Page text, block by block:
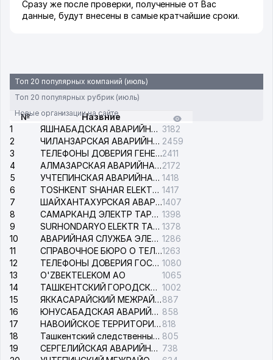
Сразу же после проверки, полученные от Вас
данные, будут внесены в самые кратчайшие сроки.
Топ 20 популярных компаний (июль)
Топ 20 популярных рубрик (июль)
Новые организации на сайте
№
Назвние
1
ЯШНАБАДСКАЯ АВАРИЙНАЯ СЛУЖБА ЭЛЕКТРОСЕТИ 3182
2
ЧИЛАНЗАРСКАЯ АВАРИЙНАЯ СЛУЖБА ЭЛЕКТРОСЕТИ 2459
3
ТЕЛЕФОНЫ ДОВЕРИЯ ГЕНЕРАЛЬНОЙ ПРОКУРАТУРЫ РЕСПУБЛИКИ УЗБЕКИСТАН2411
4
АЛМАЗАРСКАЯ АВАРИЙНАЯ СЛУЖБА ЭЛЕКТРОСЕТИ2172
5
УЧТЕПИНСКАЯ АВАРИЙНАЯ СЛУЖБА ЭЛЕКТРОСЕТИ 1418
6
TOSHKENT SHAHAR ELEKTR TARMOQLARI KORXONASI АО 1417
7
ШАЙХАНТАХУРСКАЯ АВАРИЙНАЯ СЛУЖБА ЭЛЕКТРОСЕТИ1407
8
САМАРКАНД ЭЛЕКТР ТАРМОКЛАРИ АО 1398
9
SURHONDARYO ELEKTR TARMOKLARI АО 1378
10
АВАРИЙНАЯ СЛУЖБА ЭЛЕКТРОСЕТИ ТАШКЕНТСКОГО РАЙОНА 1286
11
СПРАВОЧНОЕ БЮРО О ТЕЛЕФОНАХ ОРГАНИЗАЦИЙ г. ТАШКЕНТА1263
12
ТЕЛЕФОНЫ ДОВЕРИЯ ГОСУДАРСТВЕННОГО ЦЕНТРА ТЕСТИРОВАНИЯ 1080
13
O'ZBEKTELEKOM АО
1065
14
ТАШКЕНТСКИЙ ГОРОДСКОЙ СУД ПО ГРАЖДАНСКИМ ДЕЛАМ 1002
15
ЯККАСАРАЙСКИЙ МЕЖРАЙОННЫЙ СУД ПО ГРАЖДАНСКИМ ДЕЛАМ887
16
ЮНУСАБАДСКАЯ АВАРИЙНАЯ СЛУЖБА ЭЛЕКТРОСЕТИ 858
17
НАВОИЙСКОЕ ТЕРРИТОРИАЛЬНОЕ ПРЕДПРИЯТИЕ ЭЛЕКТРОСЕТИ АО 818
18
Ташкентский следственный изолятор 805
19
СЕРГЕЛИЙСКАЯ АВАРИЙНАЯ СЛУЖБА ЭЛЕКТРОСЕТИ 738